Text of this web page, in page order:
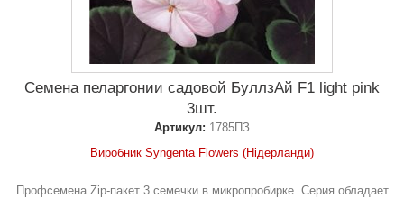
Семена пеларгонии садовой БуллзАй F1 light pink
3шт.
Артикул: 1785ПЗ
Виробник Syngenta Flowers (Нідерланди)
Профсемена Zip-пакет 3 семечки в микропробирке. Серия обладает